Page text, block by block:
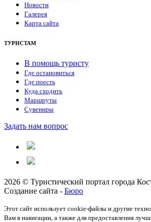
Новости
Галерея
Карта сайта
ТУРИСТАМ
В помощь туристу
Где остановиться
Где поесть
Куда сходить
Маршруты
Сувениры
Задать нам вопрос
2026 © Туристический портал города
Создание сайта - Бюро
Этот сайт использует cookie-файлы и другие
Вам в навигации, а также для предоставления